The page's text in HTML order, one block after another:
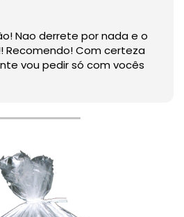
derrete por nada e o
Com certeza
vou pedir só com vocês